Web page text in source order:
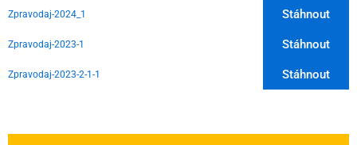
Zpravodaj-2024_1 Stáhnout
Zpravodaj-2023-1 Stáhnout
Zpravodaj-2023-2-1-1 Stáhnout